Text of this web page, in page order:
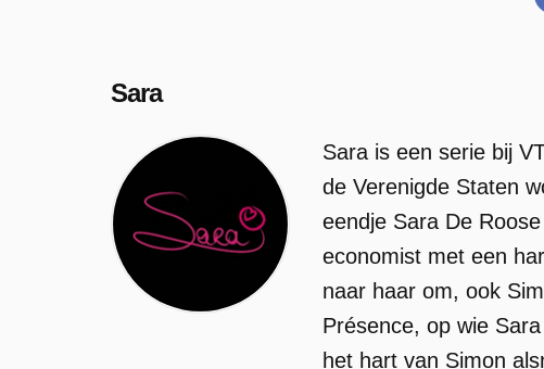
Sara
Sara is een serie bij
de Verenigde Staten
eendje Sara De
economist met een
naar haar om, ook
Présence, op wie
het hart van Simon